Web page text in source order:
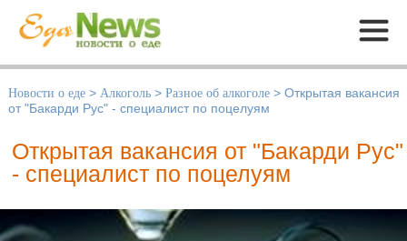
Меню
Новости о еде > Алкоголь > Разное об алкоголе > Открытая вакансия
от "Бакарди Рус" - специалист по поцелуям
Открытая вакансия от "Бакарди Рус"
- специалист по поцелуям